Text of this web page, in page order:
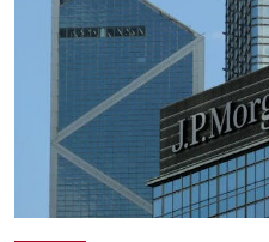
科技
影片
名家榜
灼見活動